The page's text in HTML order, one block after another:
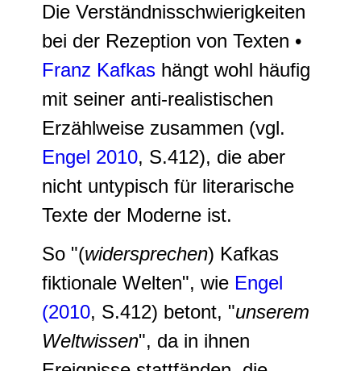
Die Verständnisschwierigkeiten
bei der Rezeption von Texten •
Franz Kafkas hängt wohl häufig
mit seiner anti-realistischen
Erzählweise zusammen (vgl.
Engel 2010, S.412), die aber
nicht untypisch für literarische
Texte der Moderne ist.
So "(widersprechen) Kafkas
fiktionale Welten", wie Engel
(2010, S.412) betont, "unserem
Weltwissen", da in ihnen